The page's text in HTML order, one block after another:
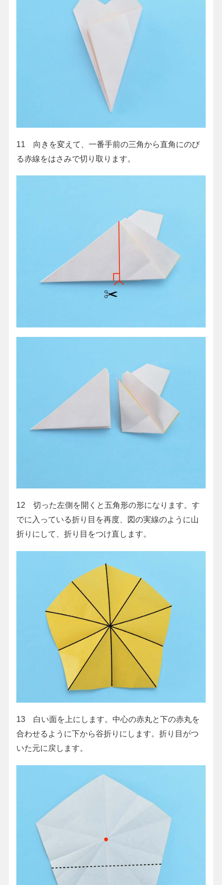
11 向きを変えて、一番手前の三角から直角にのび
る赤線をはさみで切り取ります。
12 切った左側を開くと五角形の形になります。す
でに入っている折り目を再度、図の実線のように山
折りにして、折り目をつけ直します。
13 白い面を上にします。中心の赤丸と下の赤丸を
合わせるように下から谷折りにします。折り目がつ
いた元に戻します。